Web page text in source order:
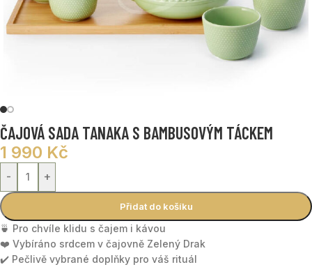
ČAJOVÁ SADA TANAKA S BAMBUSOVÝM TÁCKEM
1 990 Kč
- +
Přidat do košíku
🍵 Pro chvíle klidu s čajem i kávou
❤️ Vybíráno srdcem v čajovně Zelený Drak
✔️ Pečlivě vybrané doplňky pro váš rituál